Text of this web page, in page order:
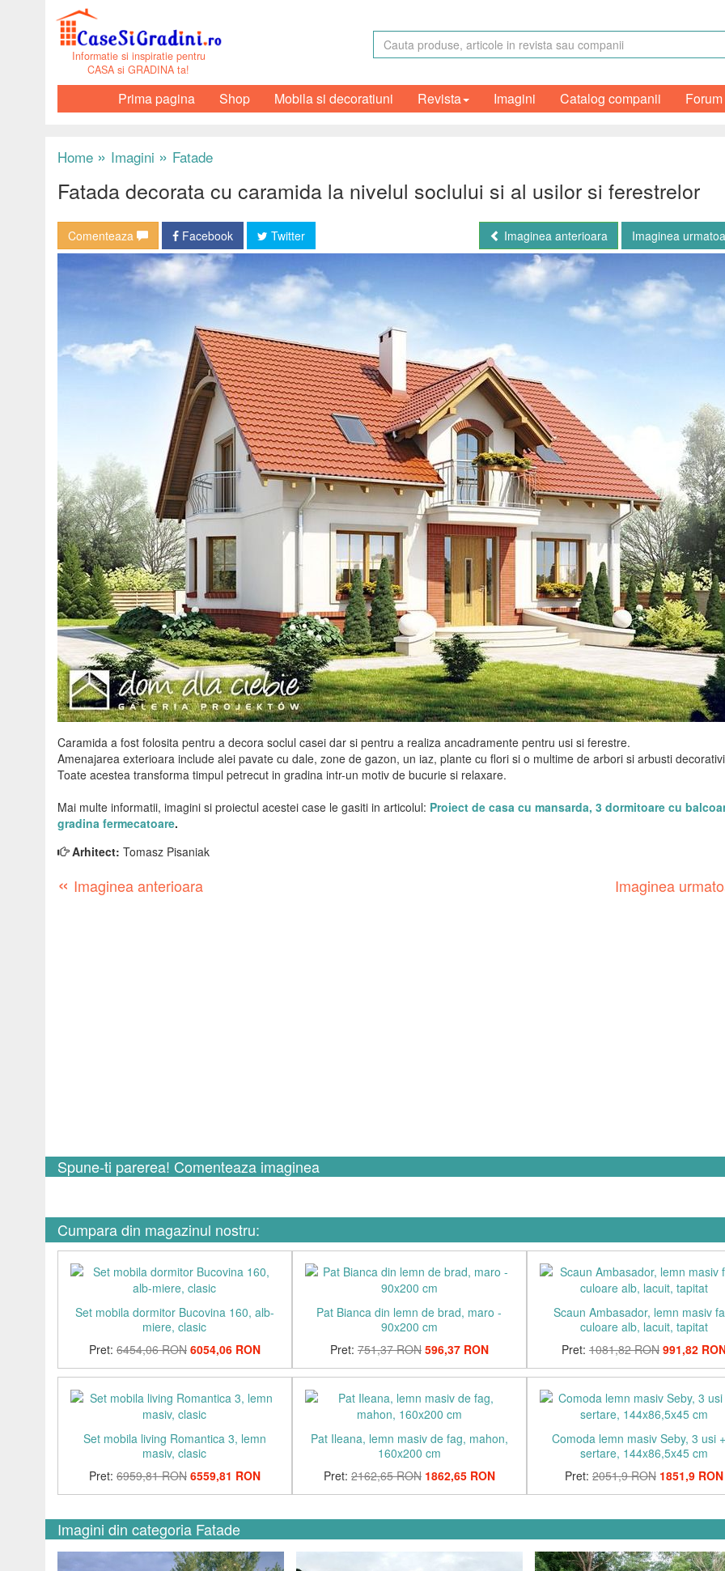
Informatie si inspiratie pentru
CASA si GRADINA ta!
Prima pagina Shop Mobila si decoratiuni Revista Imagini Catalog companii Forum
Home » Imagini » Fatade
Fatada decorata cu caramida la nivelul soclului si al usilor si ferestrelor
Comenteaza Facebook Twitter Imaginea anterioara Imaginea
Caramida a fost folosita pentru a decora soclul casei dar si pentru a realiza ancadramente pentru usi si ferestre.
Amenajarea exterioara include alei pavate cu dale, zone de gazon, un iaz, plante cu flori si o multime de arbori si arbusti
Toate acestea transforma timpul petrecut in gradina intr-un motiv de bucurie si relaxare.
Mai multe informatii, imagini si proiectul acestei case le gasiti in articolul: Proiect de casa cu mansarda, 3 dormitoare cu
gradina fermecatoare.
Arhitect: Tomasz Pisaniak
« Imaginea anterioara Imaginea
Spune-ti parerea! Comenteaza imaginea
Cumpara din magazinul nostru:
Set mobila dormitor Bucovina 160, alb-
miere, clasic
Pret: 6454,06 RON 6054,06 RON
Pat Bianca din lemn de brad, maro -
90x200 cm
Pret: 751,37 RON 596,37 RON
Scaun Ambasador, lemn masiv
culoare alb, lacuit, tapitat
Pret: 1081,82 RON 991,82
Set mobila living Romantica 3, lemn
masiv, clasic
Pret: 6959,81 RON 6559,81 RON
Pat Ileana, lemn masiv de fag, mahon,
160x200 cm
Pret: 2162,65 RON 1862,65 RON
Comoda lemn masiv Seby, 3 usi
sertare, 144x86,5x45 cm
Pret: 2051,9 RON 1851,9 RON
Imagini din categoria Fatade